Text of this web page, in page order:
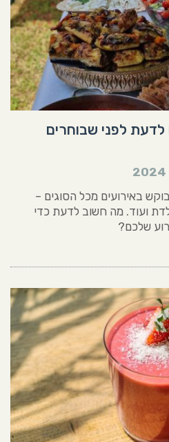
לדעת לפני שבוחרים
באירועים מכל הסוגים –
ועוד. מה חשוב לדעת כדי
שלכם?